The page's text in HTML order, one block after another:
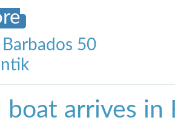
Barbados 50
boat arrives in